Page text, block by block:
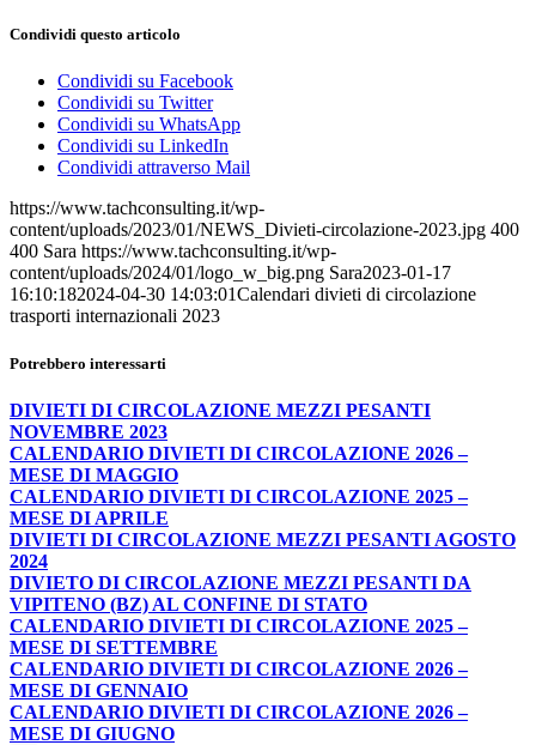
Condividi questo articolo
Condividi su Facebook
Condividi su Twitter
Condividi su WhatsApp
Condividi su LinkedIn
Condividi attraverso Mail
https://www.tachconsulting.it/wp-
content/uploads/2023/01/NEWS_Divieti-circolazione-2023.jpg 400
400 Sara https://www.tachconsulting.it/wp-
content/uploads/2024/01/logo_w_big.png Sara2023-01-17
16:10:182024-04-30 14:03:01Calendari divieti di circolazione
trasporti internazionali 2023
Potrebbero interessarti
DIVIETI DI CIRCOLAZIONE MEZZI PESANTI
NOVEMBRE 2023
CALENDARIO DIVIETI DI CIRCOLAZIONE 2026 –
MESE DI MAGGIO
CALENDARIO DIVIETI DI CIRCOLAZIONE 2025 –
MESE DI APRILE
DIVIETI DI CIRCOLAZIONE MEZZI PESANTI AGOSTO
2024
DIVIETO DI CIRCOLAZIONE MEZZI PESANTI DA
VIPITENO (BZ) AL CONFINE DI STATO
CALENDARIO DIVIETI DI CIRCOLAZIONE 2025 –
MESE DI SETTEMBRE
CALENDARIO DIVIETI DI CIRCOLAZIONE 2026 –
MESE DI GENNAIO
CALENDARIO DIVIETI DI CIRCOLAZIONE 2026 –
MESE DI GIUGNO